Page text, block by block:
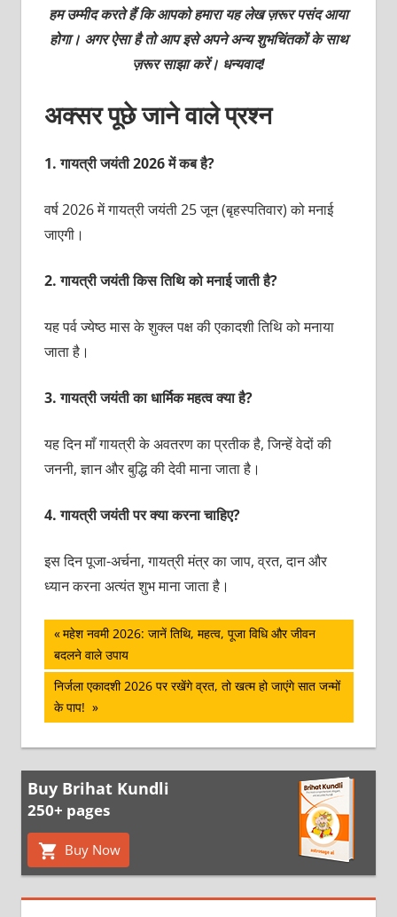
हम उम्मीद करते हैं कि आपको हमारा यह लेख ज़रूर पसंद आया
होगा। अगर ऐसा है तो आप इसे अपने अन्य शुभचिंतकों के साथ
ज़रूर साझा करें। धन्यवाद!
अक्सर पूछे जाने वाले प्रश्‍न
1.गायत्री जयंती 2026 में कब है?
वर्ष 2026 में गायत्री जयंती 25 जून (बृहस्पतिवार) को मनाई
जाएगी।
2.गायत्री जयंती किस तिथि को मनाई जाती है?
यह पर्व ज्येष्ठ मास के शुक्ल पक्ष की एकादशी तिथि को मनाया
जाता है।
3.गायत्री जयंती का धार्मिक महत्व क्या है?
यह दिन माँ गायत्री के अवतरण का प्रतीक है, जिन्हें वेदों की
जननी, ज्ञान और बुद्धि की देवी माना जाता है।
4.गायत्री जयंती पर क्या करना चाहिए?
इस दिन पूजा-अर्चना, गायत्री मंत्र का जाप, व्रत, दान और
ध्यान करना अत्यंत शुभ माना जाता है।
पोस्ट
नेविगेशन
Previous
Post:
महेश नवमी 2026: जानें तिथि, महत्व, पूजा विधि और जीवन
बदलने वाले उपाय
Next
Post:
निर्जला एकादशी 2026 पर रखेंगे व्रत, तो खत्‍म हो जाएंगे सात जन्‍मों
के पाप!
Buy Brihat Kundli
250+ pages
Buy Now